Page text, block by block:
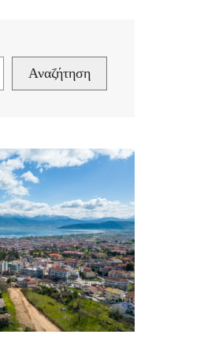
Αναζήτηση